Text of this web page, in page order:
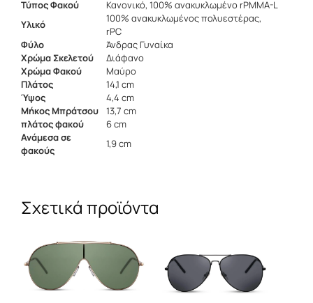
Τύπος Φακού
Κανονικό, 100% ανακυκλωμένο rPMMA-L
Υλικό
100% ανακυκλωμένος πολυεστέρας,
rPC
Φύλο
Άνδρας Γυναίκα
Χρώμα Σκελετού
Διάφανο
Χρώμα Φακού
Μαύρο
Πλάτος
14,1 cm
Ύψος
4,4 cm
Μήκος Μπράτσου
13,7 cm
πλάτος φακού
6 cm
Ανάμεσα σε
φακούς
1,9 cm
Σχετικά προϊόντα
το
προϊόν
έχει
πολλαπλές
προϊόν
έχει
πολλαπλές